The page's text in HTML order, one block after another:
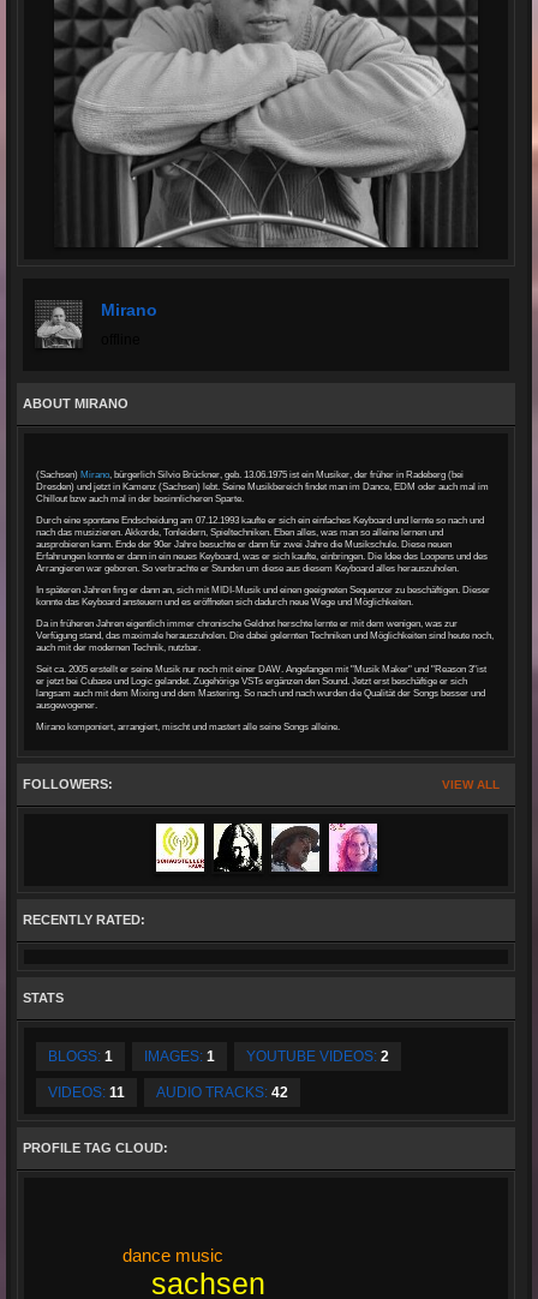
Mirano
ABOUT MIRANO
(Sachsen)Mirano , bürgerlich Silvio Brückner, geb. 13.06.1975 ist ein Musiker, der früher in Radeberg (bei
Dresden) und jetzt in Kamenz (Sachsen) lebt. Seine Musikbereich findet man im Dance, EDM oder auch mal im
Chillout bzw auch mal in der besinnlicheren Sparte.
Durch eine spontane Endscheidung am 07.12.1993 kaufte er sich ein einfaches Keyboard und lernte so nach und
nach das musizieren. Akkorde, Tonleidern, Spieltechniken. Eben alles, was man so alleine lernen und
ausprobieren kann. Ende der 90er Jahre besuchte er dann für zwei Jahre die Musikschule. Diese neuen
Erfahrungen konnte er dann in ein neues Keyboard, was er sich kaufte, einbringen. Die Idee des Loopens und des
Arrangieren war geboren. So verbrachte er Stunden um diese aus diesem Keyboard alles herauszuholen.
In späteren Jahren fing er dann an, sich mit MIDI-Musik und einen geeigneten Sequenzer zu beschäftigen. Dieser
konnte das Keyboard ansteuern und es eröffneten sich dadurch neue Wege und Möglichkeiten.
Da in früheren Jahren eigentlich immer chronische Geldnot herschte lernte er mit dem wenigen, was zur
Verfügung stand, das maximale herauszuholen. Die dabei gelernten Techniken und Möglichkeiten sind heute noch,
auch mit der modernen Technik, nutzbar.
Seit ca. 2005 erstellt er seine Musik nur noch mit einer DAW. Angefangen mit "Musik Maker" und "Reason 3"ist
er jetzt bei Cubase und Logic gelandet. Zugehörige VSTs ergänzen den Sound. Jetzt erst beschäftige er sich
langsam auch mit dem Mixing und dem Mastering. So nach und nach wurden die Qualität der Songs besser und
ausgewogener.
Mirano komponiert, arrangiert, mischt und mastert alle seine Songs alleine.
VIEW ALL
FOLLOWERS:
RECENTLY RATED:
STATS
BLOGS: 1 IMAGES: 1 YOUTUBE VIDEOS: 2
VIDEOS: 11 AUDIO TRACKS: 42
PROFILE TAG CLOUD:
sachsen
dance music